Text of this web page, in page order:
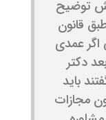
توضیح
قانون
عمدی
دکتر
باید
مجازات